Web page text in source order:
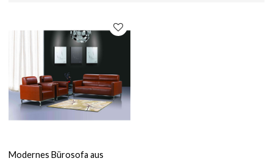
Modernes Bürosofa aus